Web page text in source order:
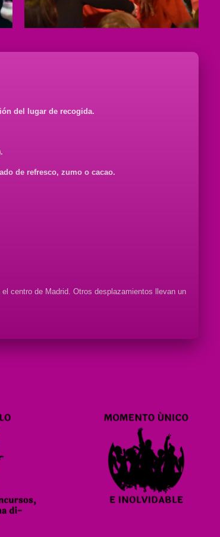
del lugar de recogida.
de refresco, zumo o cacao.
centro de Madrid. Otros desplazamientos llevan un